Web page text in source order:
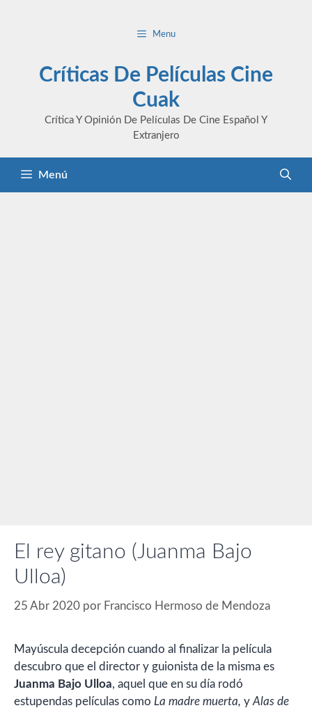
Menu
Críticas De Películas Cine
Cuak
Crítica Y Opinión De Películas De Cine Español Y
Extranjero
Menú
El rey gitano (Juanma Bajo
Ulloa)
25 Abr 2020 por Francisco Hermoso de Mendoza
Mayúscula decepción cuando al finalizar la película
descubro que el director y guionista de la misma es
Juanma Bajo Ulloa, aquel que en su día rodó
estupendas películas como La madre muerta, y Alas de